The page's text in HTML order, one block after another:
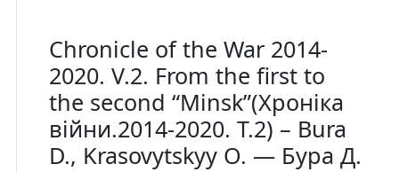
Chronicle of the War 2014-
2020. V.2. From the first to
the second “Minsk”(Хроніка
війни.2014-2020. Т.2) – Bura
D., Krasovytskyy O. — Бура Д.